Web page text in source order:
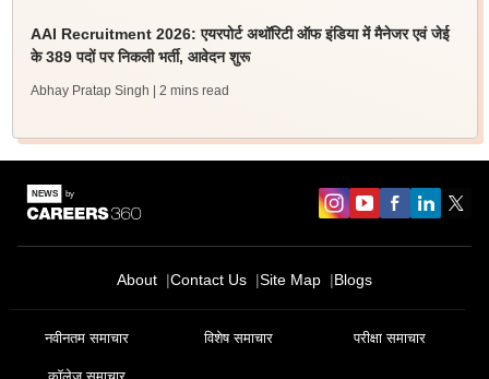
AAI Recruitment 2026: एयरपोर्ट अथॉरिटी ऑफ इंडिया में मैनेजर एवं जेई
के 389 पदों पर निकली भर्ती, आवेदन शुरू
Abhay Pratap Singh | 2 mins read
About Contact Us Site Map Blogs
नवीनतम समाचार विशेष समाचार परीक्षा समाचार